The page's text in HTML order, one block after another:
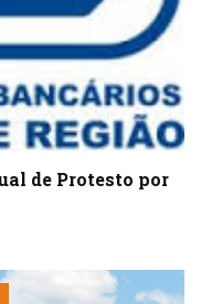
de Protesto por